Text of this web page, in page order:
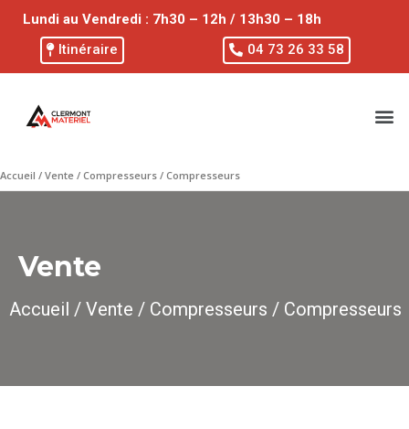
Lundi au Vendredi : 7h30 – 12h / 13h30 – 18h
Itinéraire
04 73 26 33 58
Accueil / Vente / Compresseurs / Compresseurs
Vente
Accueil / Vente / Compresseurs / Compresseurs